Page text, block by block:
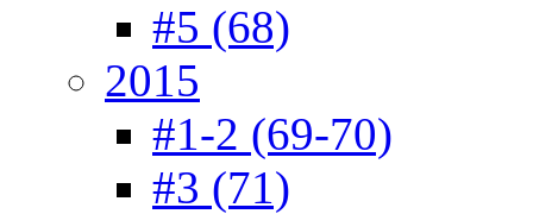
#5 (68)
2015
#1-2 (69-70)
#3 (71)